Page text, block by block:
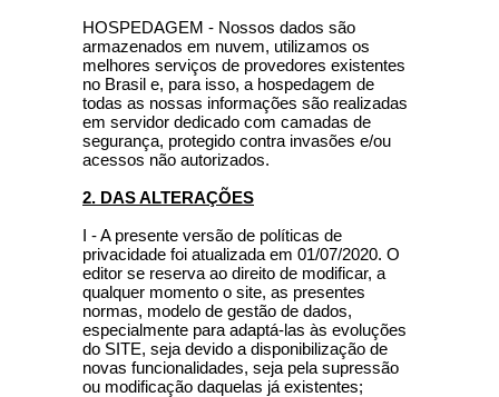
HOSPEDAGEM - Nossos dados são
armazenados em nuvem, utilizamos os
melhores serviços de provedores existentes
no Brasil e, para isso, a hospedagem de
todas as nossas informações são realizadas
em servidor dedicado com camadas de
segurança, protegido contra invasões e/ou
acessos não autorizados.
2. DAS ALTERAÇÕES
I - A presente versão de políticas de
privacidade foi atualizada em 01/07/2020. O
editor se reserva ao direito de modificar, a
qualquer momento o site, as presentes
normas, modelo de gestão de dados,
especialmente para adaptá-las às evoluções
do SITE, seja devido a disponibilização de
novas funcionalidades, seja pela supressão
ou modificação daquelas já existentes;